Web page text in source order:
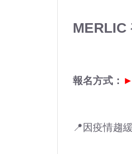
MERLIC
報名方式： ►
📍因疫情趨